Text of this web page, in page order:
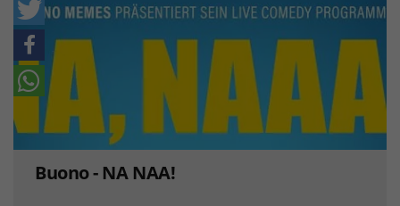
Buono - NA NAA!